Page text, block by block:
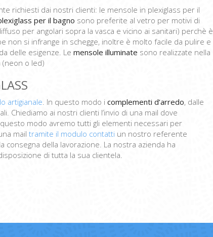
richiesti dai nostri clienti: le mensole in plexiglass per il
per il bagno sono preferite al vetro per motivi di
per angolari sopra la vasca e vicino ai sanitari) perchè è
non si infrange in schegge, inoltre è molto facile da pulire e
delle esigenze. Le mensole illuminate sono realizzate nella
o led)
artigianale. In questo modo i complementi d’arredo, dalle
Chiediamo ai nostri clienti l’invio di una mail dove
modo avremo tutti gli elementi necessari per
mail tramite il modulo contatti un nostro referente
consegna della lavorazione. La nostra azienda ha
di tutta la sua clientela.